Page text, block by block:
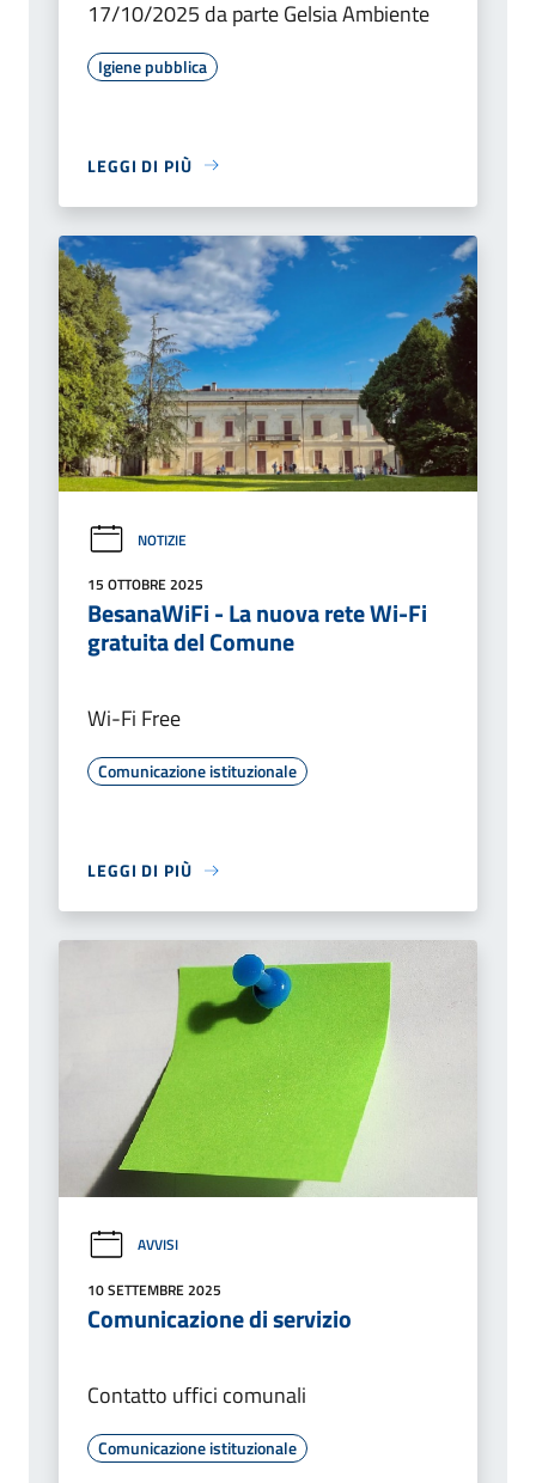
17/10/2025 da parte Gelsia Ambiente
Igiene pubblica
LEGGI DI PIÙ
NOTIZIE
15 OTTOBRE 2025
BesanaWiFi - La nuova rete Wi-Fi
gratuita del Comune
Wi-Fi Free
Comunicazione istituzionale
LEGGI DI PIÙ
AVVISI
10 SETTEMBRE 2025
Comunicazione di servizio
Contatto uffici comunali
Comunicazione istituzionale